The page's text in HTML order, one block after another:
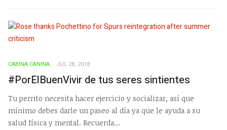
CABINA CANINA JUL 28, 2018
#PorElBuenVivir de tus seres sintientes
Tu perrito necesita hacer ejercicio y socializar, así que
mínimo debes darle un paseo al día ya que le ayuda a su
salud física y mental. Recuerda...